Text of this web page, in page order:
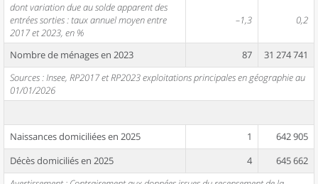
dont variation due au solde apparent des
entrées sorties : taux annuel moyen entre
2017 et 2023, en %
–1,3 0,2
Nombre de ménages en 2023 87
31 274 741
Sources : Insee, RP2017 et RP2023 exploitations principales en géographie au
01/01/2026
Naissances domiciliées en 2025 1
642 905
Décès domiciliés en 2025
4
645 662